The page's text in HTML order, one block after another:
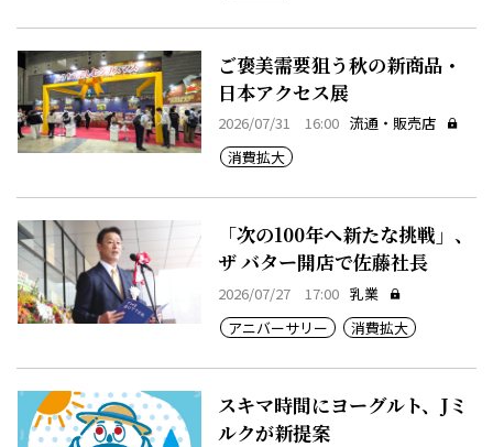
ご褒美需要狙う秋の新商品・
日本アクセス展
2026/07/31 16:00 流通・販売店
消費拡大
「次の100年へ新たな挑戦」、
ザ バター開店で佐藤社長
2026/07/27 17:00 乳業
アニバーサリー
消費拡大
スキマ時間にヨーグルト、Jミ
ルクが新提案